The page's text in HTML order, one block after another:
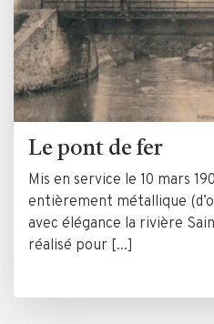
Le pont de fer
Mis en service le 10 mars
entièrement métallique
avec élégance la rivière
réalisé pour [...]